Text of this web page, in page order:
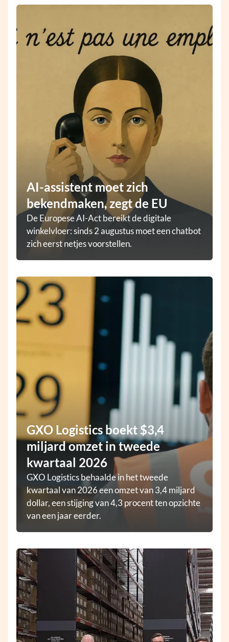
AI-assistent moet zich
bekendmaken, zegt de EU
De Europese AI-Act bereikt de digitale
winkelvloer: sinds 2 augustus moet een chatbot
zich eerst netjes voorstellen.
GXO Logistics boekt $3,4
miljard omzet in tweede
kwartaal 2026
GXO Logistics behaalde in het tweede
kwartaal van 2026 een omzet van 3,4 miljard
dollar, een stijging van 4,3 procent ten opzichte
van een jaar eerder.